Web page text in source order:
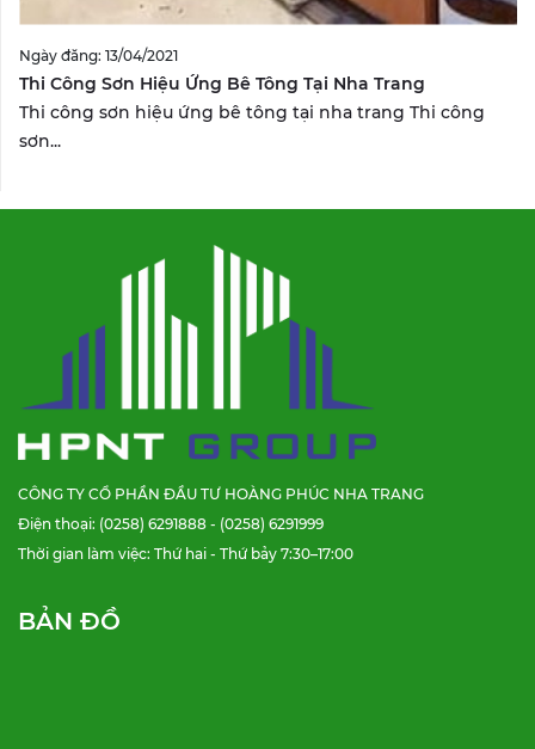
Ngày đăng: 13/04/2021
Thi Công Sơn Hiệu Ứng Bê Tông Tại Nha Trang
Thi công sơn hiệu ứng bê tông tại nha trang Thi công
sơn...
CÔNG TY CỔ PHẦN ĐẦU TƯ HOÀNG PHÚC NHA TRANG
Điện thoại: (0258) 6291888 - (0258) 6291999
Thời gian làm việc: Thứ hai - Thứ bảy 7:30–17:00
BẢN ĐỒ